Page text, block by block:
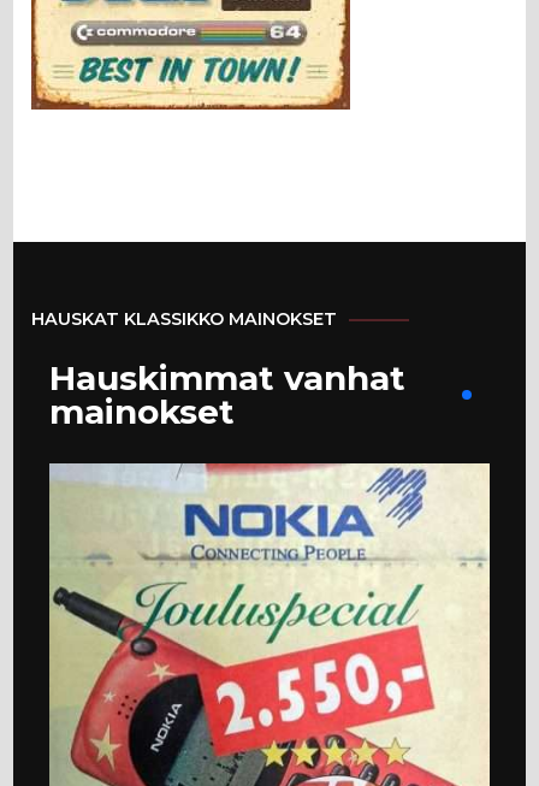
HAUSKAT KLASSIKKO MAINOKSET
Hauskimmat vanhat
mainokset